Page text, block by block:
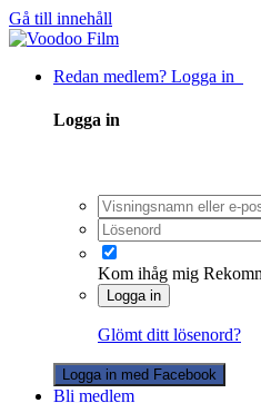
Gå till innehåll
Redan medlem? Logga in
Logga in
Kom ihåg mig
Logga in
Glömt ditt lösenord?
Logga in med Facebook
Bli medlem